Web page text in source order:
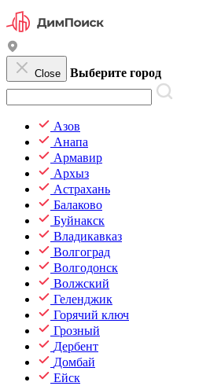
Close Выберите город
Азов
Анапа
Армавир
Архыз
Астрахань
Балаково
Буйнакск
Владикавказ
Волгоград
Волгодонск
Волжский
Геленджик
Горячий ключ
Грозный
Дербент
Домбай
Ейск